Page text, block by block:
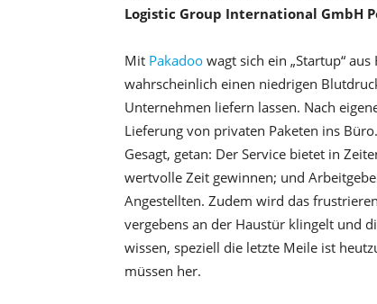
Logistic Group International GmbH
Mit Pakadoo wagt sich ein „Startup“
wahrscheinlich einen niedrigen
Unternehmen liefern lassen. Nach
Lieferung von privaten Paketen ins
Gesagt, getan: Der Service bietet in
wertvolle Zeit gewinnen; und
Angestellten. Zudem wird das
vergebens an der Haustür klingelt und
wissen, speziell die letzte Meile ist
müssen her.